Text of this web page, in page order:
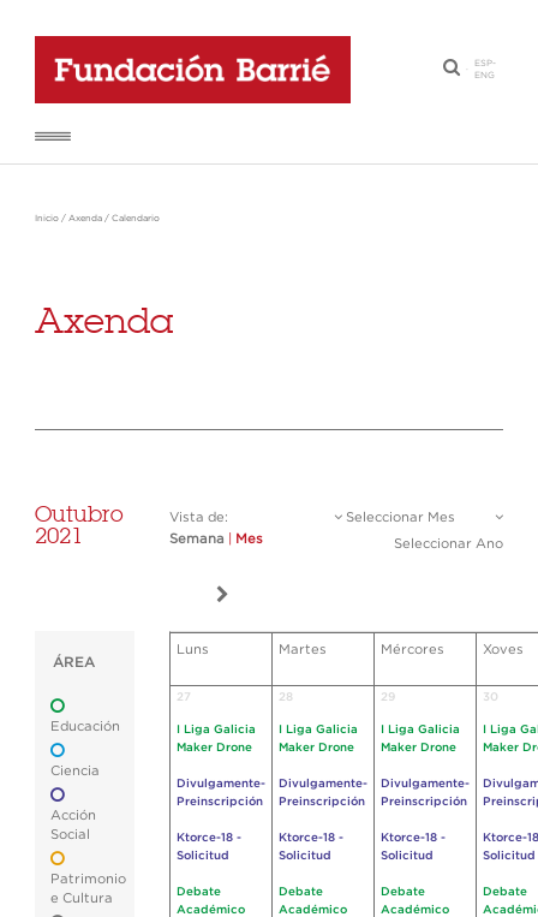
·
ESP-
ENG
Inicio / Axenda / Calendario
Axenda
Outubro
2021
Vista de:
Semana
Mes
Seleccionar Mes
Seleccionar Ano
ÁREA
Educación
Ciencia
Acción
Social
Patrimonio
e Cultura
Luns Martes Mércores Xoves
27
I Liga Galicia
Maker Drone
Divulgamente-
Preinscripción
Ktorce-18 -
Solicitud
Debate
Académico
28
I Liga Galicia
Maker Drone
Divulgamente-
Preinscripción
Ktorce-18 -
Solicitud
Debate
Académico
29
I Liga Galicia
Maker Drone
Divulgamente-
Preinscripción
Ktorce-18 -
Solicitud
Debate
Académico
30
I Liga
Maker
Ktorce-
Solicitud
Debate